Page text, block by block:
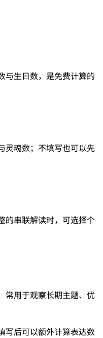
与生日数，是免费计算的
灵魂数；不填写也可以先
的串联解读时，可选择个
常用于观察长期主题、优
写后可以额外计算表达数